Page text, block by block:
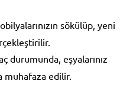
sökülüp, yeni
durumunda, eşyalarınız
muhafaza edilir.